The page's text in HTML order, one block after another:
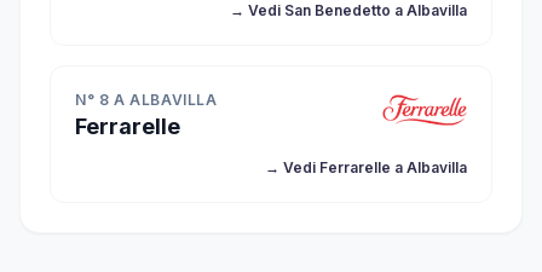
→ Vedi San Benedetto a Albavilla
N° 8 A ALBAVILLA
Ferrarelle
→ Vedi Ferrarelle a Albavilla